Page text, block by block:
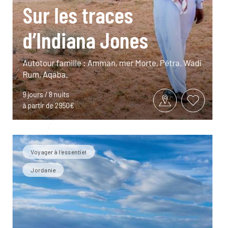
Sur les traces
d’Indiana Jones
Autotour famille : Amman, mer Morte, Pétra, Wadi
Rum, Aqaba.
9 jours / 8 nuits
à partir de 2950€
Voyager à l’essentiel
Jordanie